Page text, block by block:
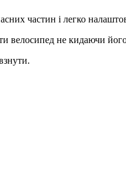
частин і легко
велосипед не кидаючи його